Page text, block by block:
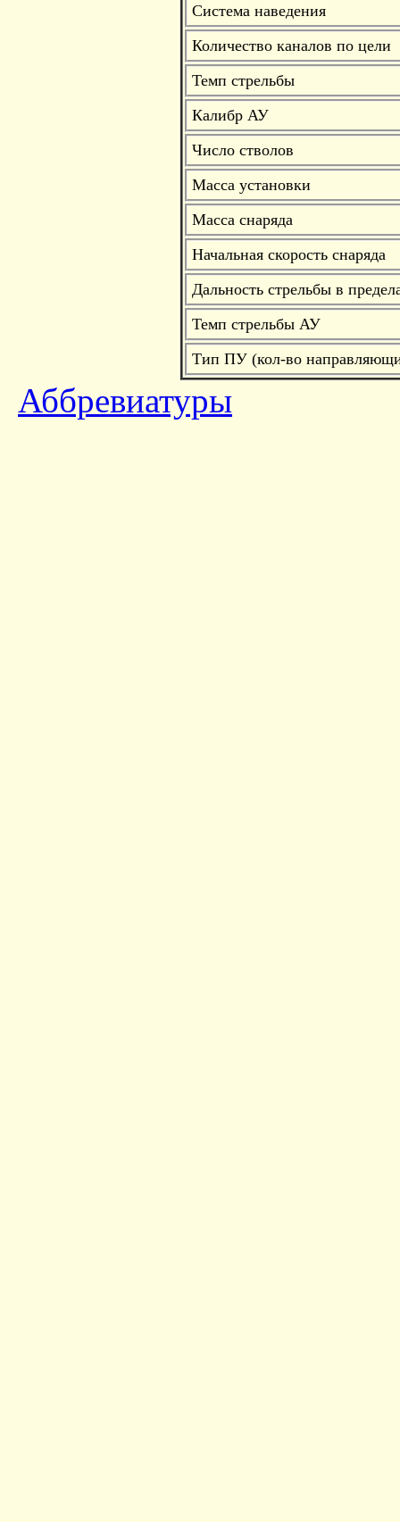
Система наведения
Количество каналов по цели
Темп стрельбы
Калибр АУ
Число стволов
Масса установки
Масса снаряда
Начальная скорость снаряда
Дальность стрельбы в
Темп стрельбы АУ
Тип ПУ (кол-во
Аббревиатуры